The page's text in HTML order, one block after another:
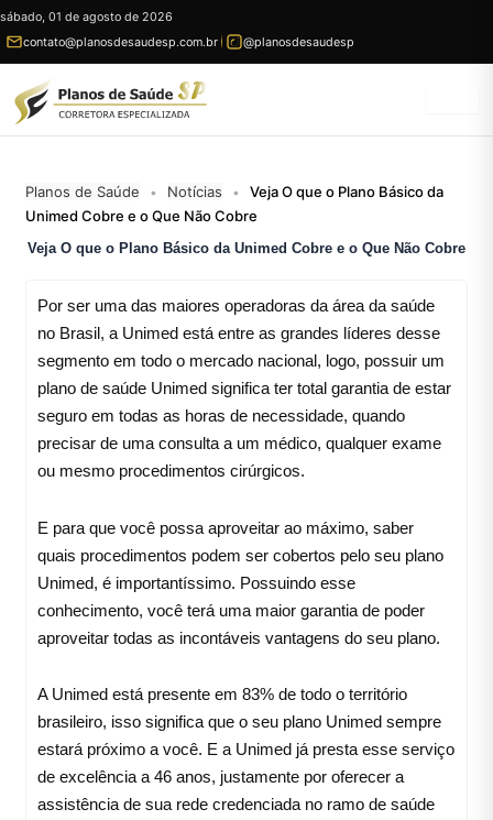
Ir
para
sábado, 01 de agosto de 2026
contato@planosdesaudesp.com.br
@planosdesaudesp
Planos de Saúde • Notícias •
Veja O que o Plano Básico da
Unimed Cobre e o Que Não Cobre
Veja O que o Plano Básico da Unimed Cobre e o Que Não Cobre
Por ser uma das maiores operadoras da área da saúde
no Brasil, a Unimed está entre as grandes líderes desse
segmento em todo o mercado nacional, logo, possuir um
plano de saúde Unimed significa ter total garantia de estar
seguro em todas as horas de necessidade, quando
precisar de uma consulta a um médico, qualquer exame
ou mesmo procedimentos cirúrgicos.
E para que você possa aproveitar ao máximo, saber
quais procedimentos podem ser cobertos pelo seu plano
Unimed, é importantíssimo. Possuindo esse
conhecimento, você terá uma maior garantia de poder
aproveitar todas as incontáveis vantagens do seu plano.
A Unimed está presente em 83% de todo o território
brasileiro, isso significa que o seu plano Unimed sempre
estará próximo a você. E a Unimed já presta esse serviço
de excelência a 46 anos, justamente por oferecer a
assistência de sua rede credenciada no ramo de saúde